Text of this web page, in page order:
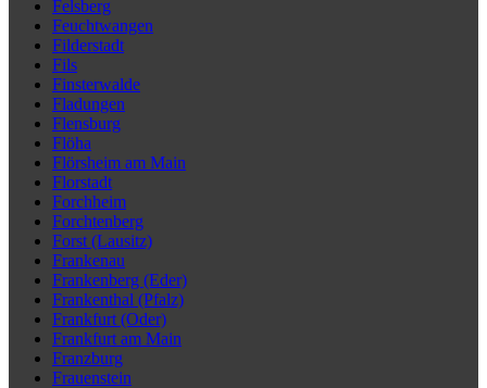
Felsberg
Feuchtwangen
Filderstadt
Fils
Finsterwalde
Fladungen
Flensburg
Flöha
Flörsheim am Main
Florstadt
Forchheim
Forchtenberg
Forst (Lausitz)
Frankenau
Frankenberg (Eder)
Frankenthal (Pfalz)
Frankfurt (Oder)
Frankfurt am Main
Franzburg
Frauenstein